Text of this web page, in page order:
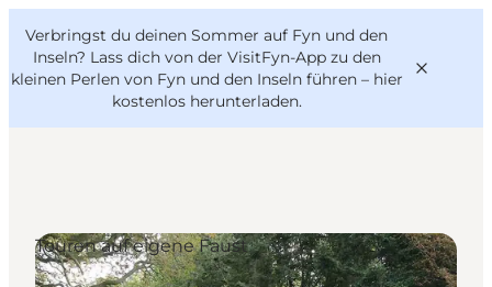
Verbringst du deinen Sommer auf Fyn und den
Inseln? Lass dich von der VisitFyn-App zu den
kleinen Perlen von Fyn und den Inseln führen – hier
kostenlos herunterladen.
Reise Ideen
Outdoor & bike
VisitFyn
Deutsch
Touren auf eigene Faust